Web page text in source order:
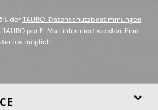
derTAURO-Datenschutzbestimmungen
per E-Mail informiert werden. Eine
möglich.